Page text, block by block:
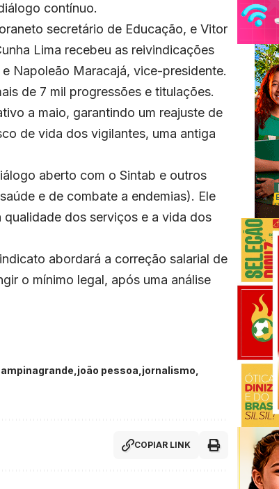
contínuo.
secretário de Educação, e Vitor
Lima recebeu as reivindicações
Napoleão Maracajá, vice-presidente.
de 7 mil progressões e titulações.
a maio, garantindo um reajuste de
de vida dos vigilantes, uma antiga
aberto com o Sintab e outros
e de combate a endemias). Ele
dos serviços e a vida dos
abordará a correção salarial de
o mínimo legal, após uma análise
joão pessoa jornalismo
COPIAR LINK